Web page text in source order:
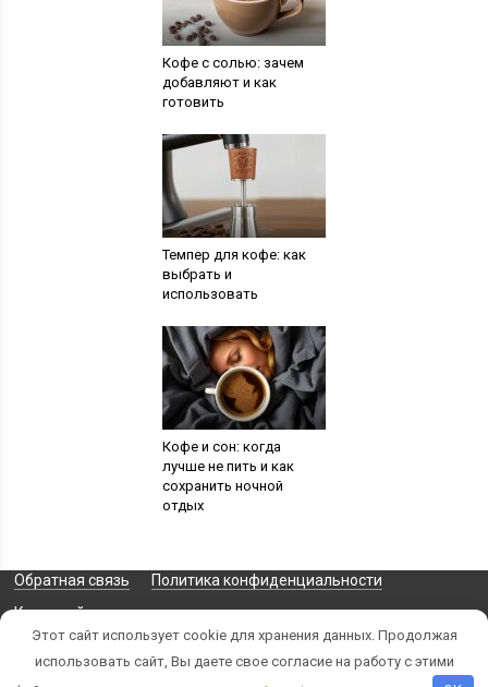
Кофе с солью: зачем
добавляют и как
готовить
Темпер для кофе: как
выбрать и
использовать
Кофе и сон: когда
лучше не пить и как
сохранить ночной
отдых
Обратная связь
Политика конфиденциальности
Карта сайта
© 2026 Все права защищены/div>
Этот сайт использует cookie для хранения данных. Продолжая
использовать сайт, Вы даете свое согласие на работу с этими